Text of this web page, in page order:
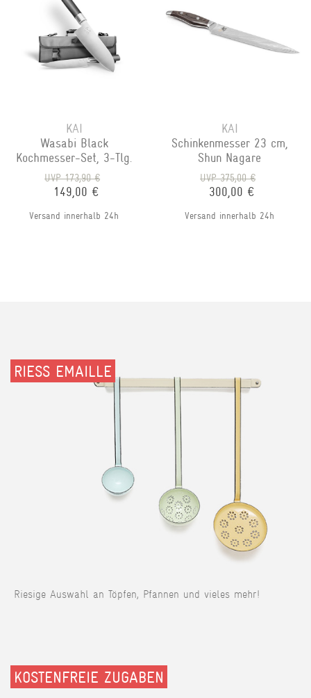
KAI
Wasabi Black
Kochmesser-Set, 3-Tlg.
UVP 173,90 €
149,00 €
Versand innerhalb 24h
KAI
Schinkenmesser 23 cm,
Shun Nagare
UVP 375,00 €
300,00 €
Versand innerhalb 24h
RIESS EMAILLE
Riesige Auswahl an Töpfen, Pfannen und vieles mehr!
KOSTENFREIE ZUGABEN